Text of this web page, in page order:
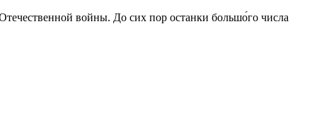
войны. До сих пор останки большо́го числа